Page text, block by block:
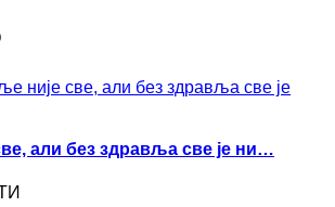
али без здравља све је ни…